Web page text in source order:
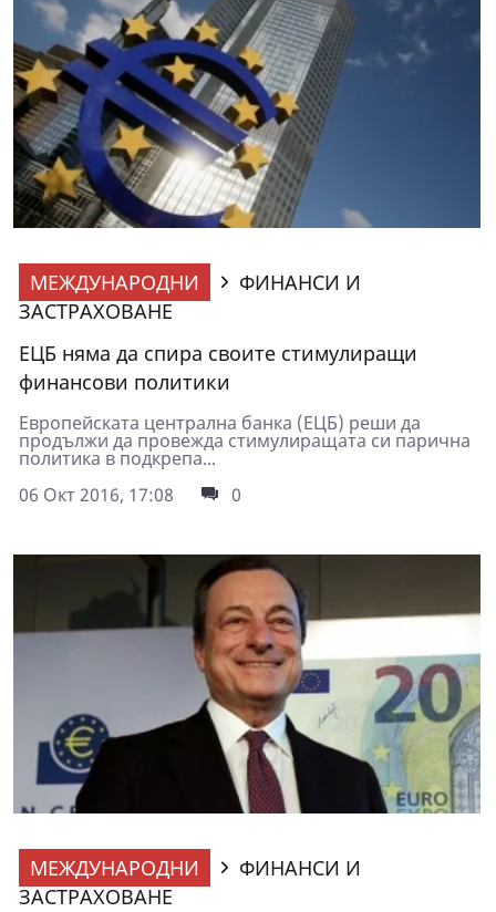
МЕЖДУНАРОДНИ
ФИНАНСИ И
ЗАСТРАХОВАНЕ
ЕЦБ няма да спира своите стимулиращи
финансови политики
Европейската централна банка (ЕЦБ) реши да
продължи да провежда стимулиращата си парична
политика в подкрепа...
06 Окт 2016, 17:08
0
МЕЖДУНАРОДНИ
ФИНАНСИ И
ЗАСТРАХОВАНЕ